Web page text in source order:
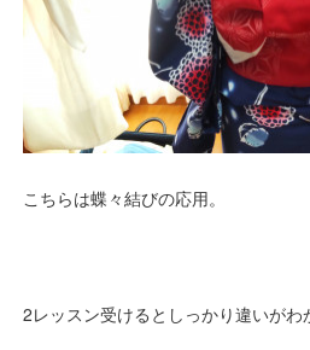
こちらは蝶々結びの応用。
2レッスン受けるとしっかり違いがわ